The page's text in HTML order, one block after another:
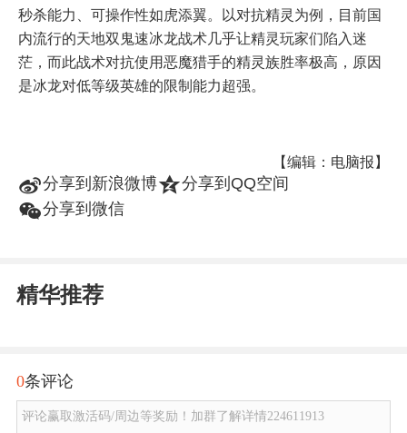
秒杀能力、可操作性如虎添翼。以对抗精灵为例，目前国
内流行的天地双鬼速冰龙战术几乎让精灵玩家们陷入迷
茫，而此战术对抗使用恶魔猎手的精灵族胜率极高，原因
是冰龙对低等级英雄的限制能力超强。
【编辑：电脑报】
t分享到新浪微博z分享到QQ空间
w分享到微信
精华推荐
0条评论
评论赢取激活码/周边等奖励！加群了解详情224611913